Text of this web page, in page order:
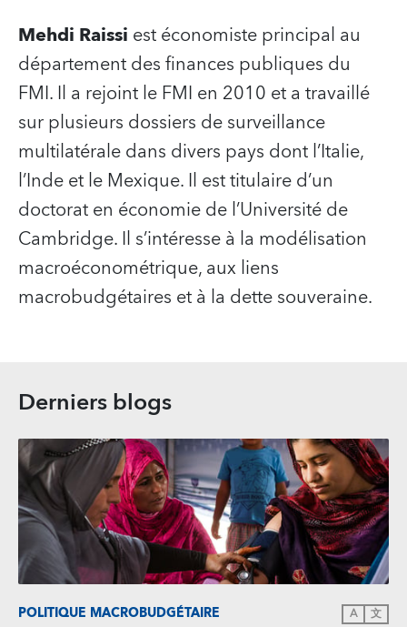
Mehdi Raissi est économiste principal au
département des finances publiques du
FMI. Il a rejoint le FMI en 2010 et a travaillé
sur plusieurs dossiers de surveillance
multilatérale dans divers pays dont l’Italie,
l’Inde et le Mexique. Il est titulaire d’un
doctorat en économie de l’Université de
Cambridge. Il s’intéresse à la modélisation
macroéconométrique, aux liens
macrobudgétaires et à la dette souveraine.
Derniers blogs
POLITIQUE MACROBUDGÉTAIRE A 文